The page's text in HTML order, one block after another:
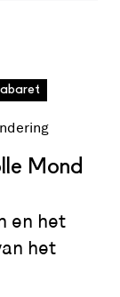
Mond
en het
het
- 19:00